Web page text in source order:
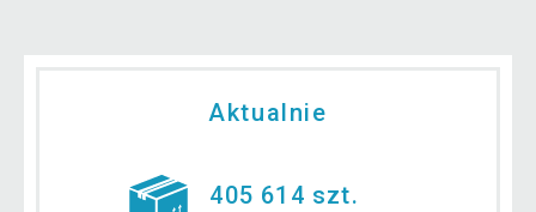
Aktualnie
405 614 szt.